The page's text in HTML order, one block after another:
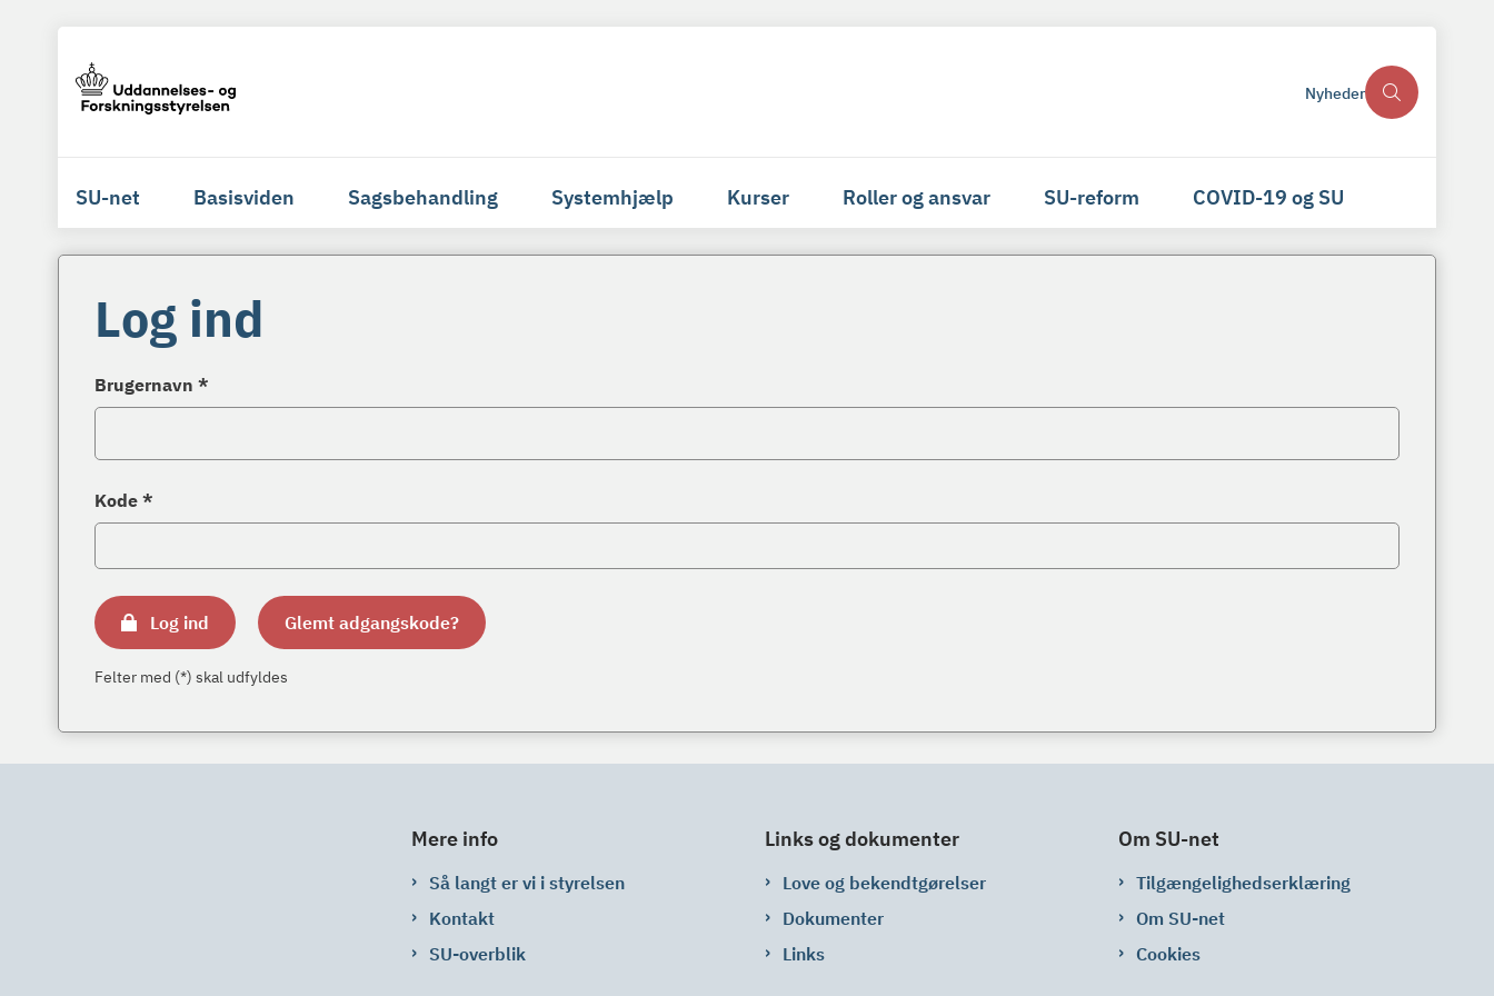
Nyheder
SU-net Basisviden Sagsbehandling Systemhjælp Kurser Roller og ansvar SU-reform COVID-19 og SU
Log ind
Brugernavn *
Kode *
Log ind Glemt adgangskode?
Felter med (*) skal udfyldes
Mere info
Så langt er vi i styrelsen
Kontakt
SU-overblik
Links og dokumenter
Love og bekendtgørelser
Dokumenter
Links
Om SU-net
Tilgængelighedserklæring
Om SU-net
Cookies